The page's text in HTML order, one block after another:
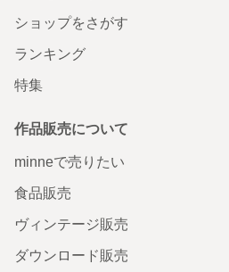
ショップをさがす
ランキング
特集
作品販売について
minneで売りたい
食品販売
ヴィンテージ販売
ダウンロード販売